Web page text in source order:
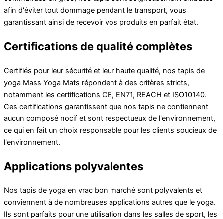
afin d'éviter tout dommage pendant le transport, vous
garantissant ainsi de recevoir vos produits en parfait état.
Certifications de qualité complètes
Certifiés pour leur sécurité et leur haute qualité, nos tapis de
yoga Mass Yoga Mats répondent à des critères stricts,
notamment les certifications CE, EN71, REACH et ISO10140.
Ces certifications garantissent que nos tapis ne contiennent
aucun composé nocif et sont respectueux de l'environnement,
ce qui en fait un choix responsable pour les clients soucieux de
l'environnement.
Applications polyvalentes
Nos tapis de yoga en vrac bon marché sont polyvalents et
conviennent à de nombreuses applications autres que le yoga.
Ils sont parfaits pour une utilisation dans les salles de sport, les